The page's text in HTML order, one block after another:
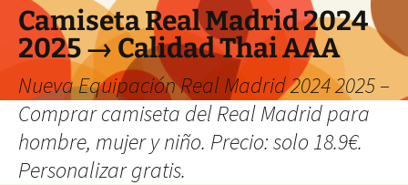
Camiseta Real Madrid 2024
2025 → Calidad Thai AAA
Nueva Equipación Real Madrid 2024 2025 –
Comprar camiseta del Real Madrid para
hombre, mujer y niño. Precio: solo 18.9€.
Personalizar gratis.